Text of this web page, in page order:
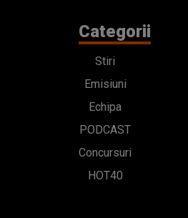
Categorii
Stiri
Emisiuni
Echipa
PODCAST
Concursuri
HOT40